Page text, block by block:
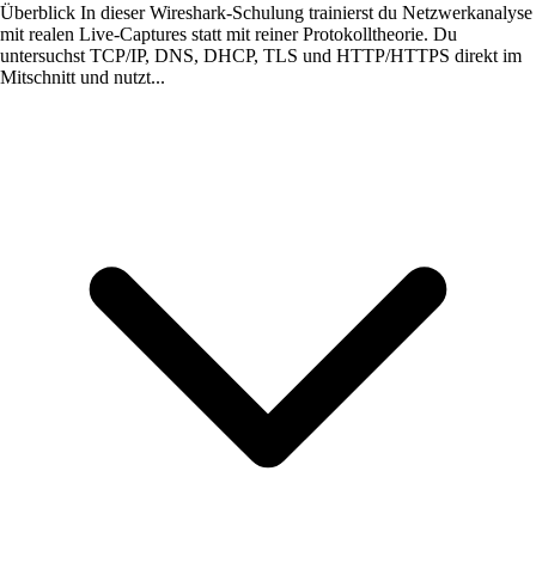
Überblick In dieser Wireshark-Schulung trainierst du Netzwerkanalyse
mit realen Live-Captures statt mit reiner Protokolltheorie. Du
untersuchst TCP/IP, DNS, DHCP, TLS und HTTP/HTTPS direkt im
Mitschnitt und nutzt...